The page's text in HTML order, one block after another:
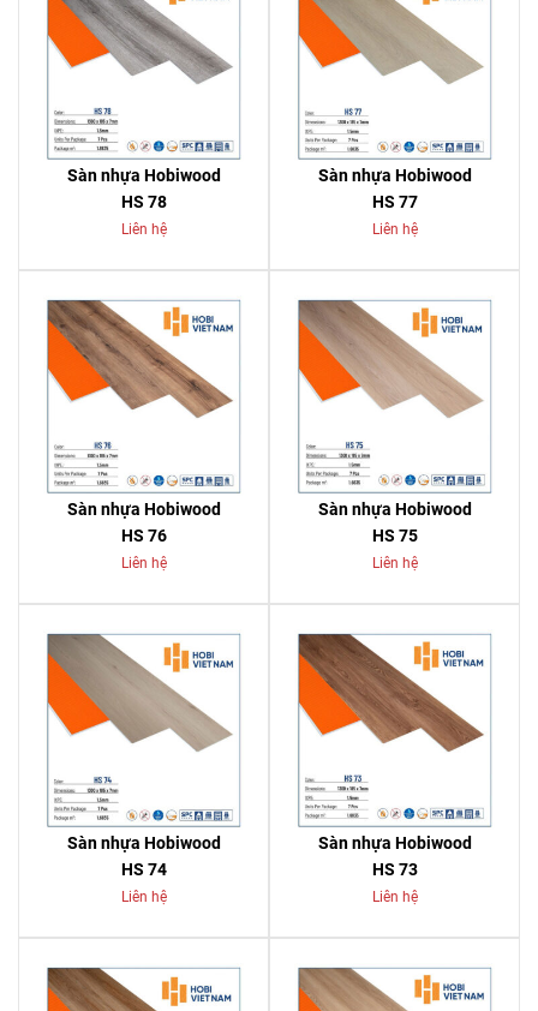
Sàn nhựa Hobiwood
HS 78
Liên hệ
Sàn nhựa Hobiwood
HS 77
Liên hệ
Sàn nhựa Hobiwood
HS 76
Liên hệ
Sàn nhựa Hobiwood
HS 75
Liên hệ
Sàn nhựa Hobiwood
HS 74
Liên hệ
Sàn nhựa Hobiwood
HS 73
Liên hệ